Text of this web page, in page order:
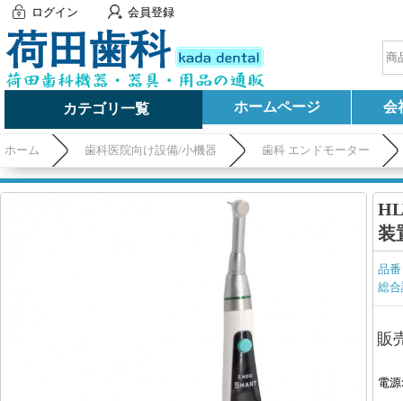
ログイン 会員登録
カテゴリ一覧 ホームページ 会
ホーム 歯科医院向け設備/小機器 歯科 エンドモーター
装
品
総
販
電源: